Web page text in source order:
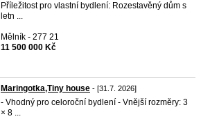
Příležitost pro vlastní bydlení: Rozestavěný dům s
letn ...
Mělník - 277 21
11 500 000 Kč
Maringotka,Tiny house - [31.7. 2026]
- Vhodný pro celoroční bydlení - Vnější rozměry: 3
× 8 ...